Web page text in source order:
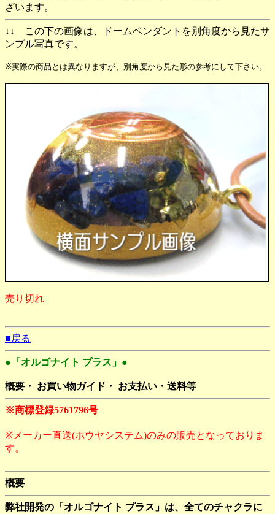
ざいます。
↓↓ この下の画像は、ドームペンダントを別角度から見たサ
ンプル写真です。
※実際の商品とは異なりますが、別角度から見た形の参考にして下さい。
売り切れ
■戻る
●「オルゴナイト プラス」●
概要・ お買い物ガイド・ お支払い・送料等
※商標登録5761796号
※メーカー直送(ホウヤシステム)のみの販売となっておりま
す。
概要
弊社開発の「オルゴナイト プラス」は、全てのチャクラに